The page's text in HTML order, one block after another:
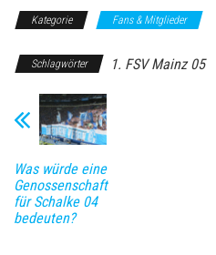
Kategorie Fans & Mitglieder
Schlagwörter 1. FSV Mainz 05
Was würde eine
Genossenschaft
für Schalke 04
bedeuten?